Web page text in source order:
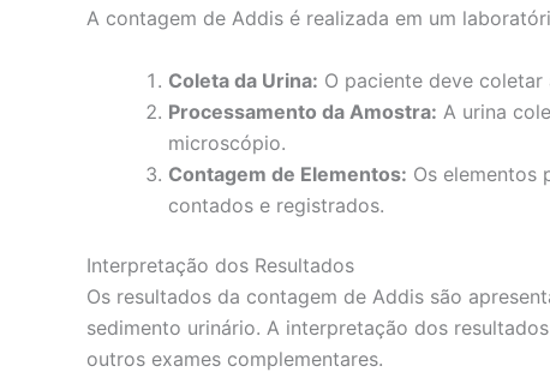
A contagem de Addis é realizada em um
Coleta da Urina: O paciente deve
Processamento da Amostra: A urina
microscópio.
Contagem de Elementos: Os elementos
contados e registrados.
Interpretação dos Resultados
Os resultados da contagem de Addis são
sedimento urinário. A interpretação dos
outros exames complementares.